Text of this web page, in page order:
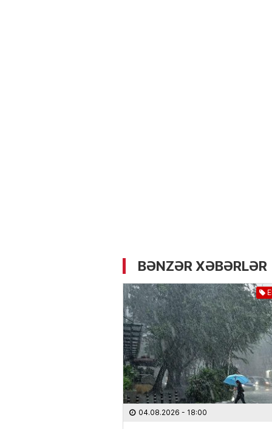
BƏNZƏR XƏBƏRLƏR
04.08.2026 - 18:00